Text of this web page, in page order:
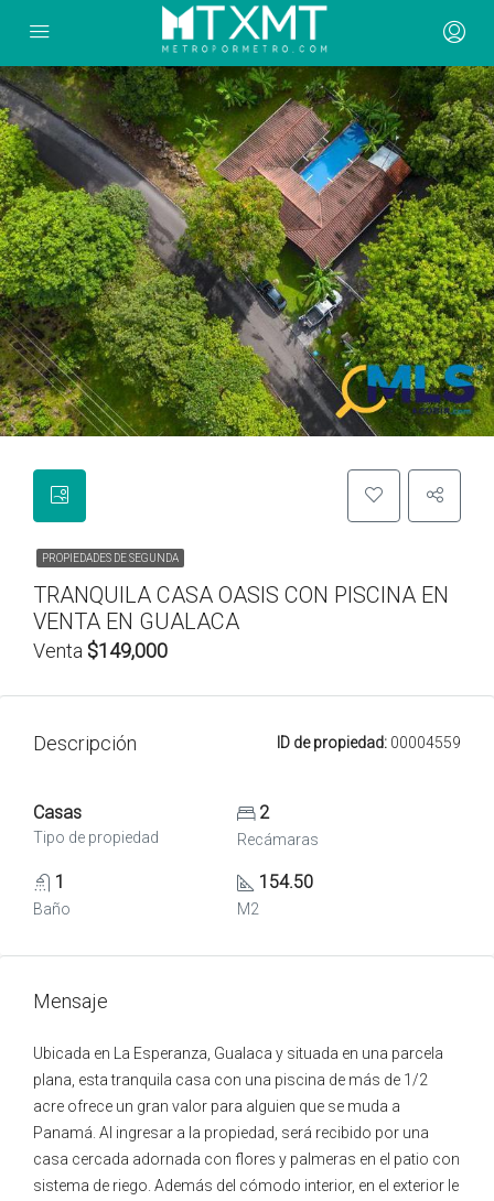
PROPIEDADES DE SEGUNDA
TRANQUILA CASA OASIS CON PISCINA EN
VENTA EN GUALACA
Venta $149,000
Descripción ID de propiedad: 00004559
Casas
Tipo de propiedad
2
Recámaras
1
Baño
154.50
M2
Mensaje
Ubicada en La Esperanza, Gualaca y situada en una parcela
plana, esta tranquila casa con una piscina de más de 1/2
acre ofrece un gran valor para alguien que se muda a
Panamá. Al ingresar a la propiedad, será recibido por una
casa cercada adornada con flores y palmeras en el patio con
sistema de riego. Además del cómodo interior, en el exterior le